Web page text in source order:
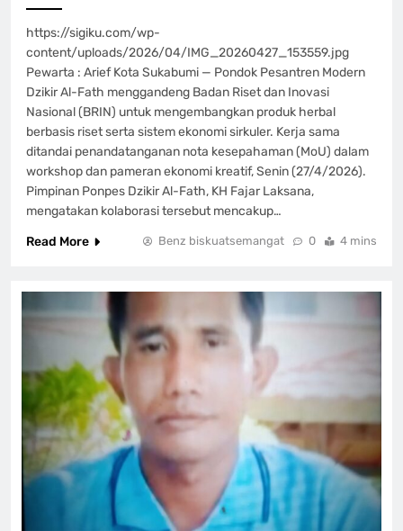
https://sigiku.com/wp-
content/uploads/2026/04/IMG_20260427_153559.jpg
Pewarta : Arief Kota Sukabumi — Pondok Pesantren Modern
Dzikir Al-Fath menggandeng Badan Riset dan Inovasi
Nasional (BRIN) untuk mengembangkan produk herbal
berbasis riset serta sistem ekonomi sirkuler. Kerja sama
ditandai penandatanganan nota kesepahaman (MoU) dalam
workshop dan pameran ekonomi kreatif, Senin (27/4/2026).
Pimpinan Ponpes Dzikir Al-Fath, KH Fajar Laksana,
mengatakan kolaborasi tersebut mencakup…
Read More
Benz biskuatsemangat 0 4 mins